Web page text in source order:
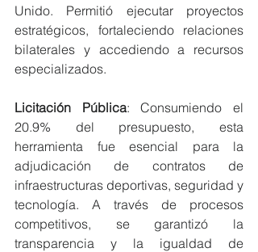
Unido. Permitió ejecutar proyectos
estratégicos, fortaleciendo relaciones
bilaterales y accediendo a recursos
especializados.
Licitación Pública: Consumiendo el
20.9% del presupuesto, esta
herramienta fue esencial para la
adjudicación de contratos de
infraestructuras deportivas, seguridad y
tecnología. A través de procesos
competitivos, se garantizó la
transparencia y la igualdad de